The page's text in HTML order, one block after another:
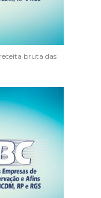
bruta das